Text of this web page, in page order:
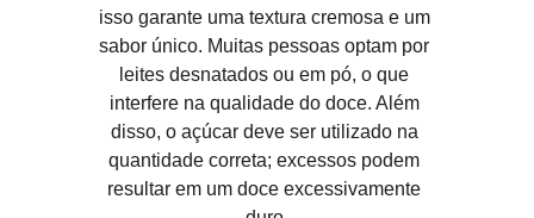
isso garante uma textura cremosa e um
sabor único. Muitas pessoas optam por
leites desnatados ou em pó, o que
interfere na qualidade do doce. Além
disso, o açúcar deve ser utilizado na
quantidade correta; excessos podem
resultar em um doce excessivamente